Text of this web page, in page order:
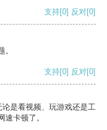
支持[0] 反对[0]
支持[0] 反对[0]
是看视频、玩游戏还是工
卡顿了。